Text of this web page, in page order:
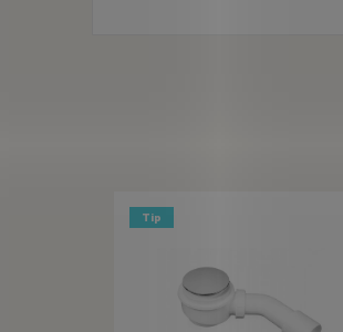
Tip